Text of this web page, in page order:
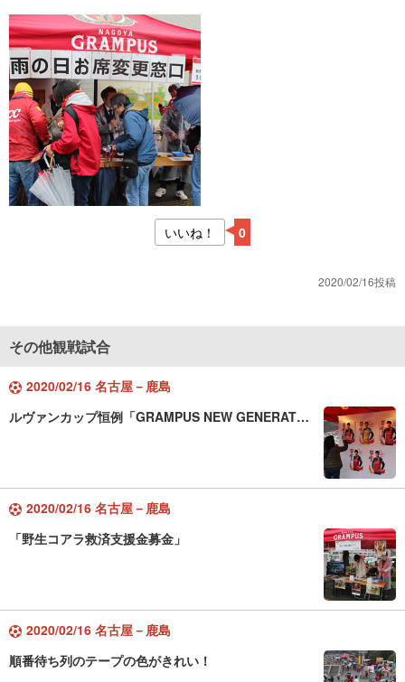
いいね！ 0
2020/02/16投稿
その他観戦試合
2020/02/16 名古屋－鹿島
ルヴァンカップ恒例「GRAMPUS NEW GENERAT…
2020/02/16 名古屋－鹿島
「野生コアラ救済支援金募金」
2020/02/16 名古屋－鹿島
順番待ち列のテープの色がきれい！